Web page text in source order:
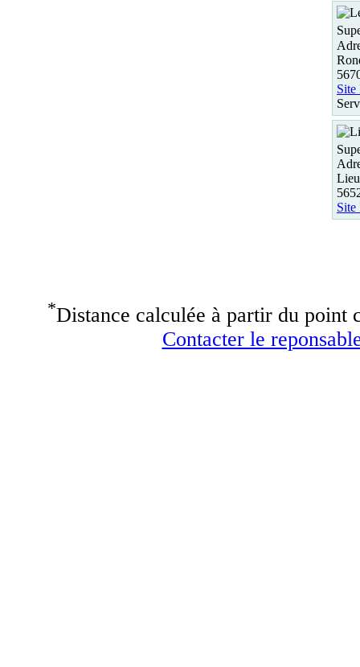
Site
Site
*Distance calculée à partir du point
Contacter le